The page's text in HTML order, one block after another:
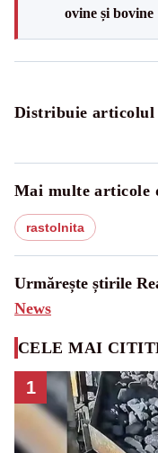
ovine și bovine
Distribuie articolul
Mai multe articole
rastolnita
Urmărește știrile
News
CELE MAI
1